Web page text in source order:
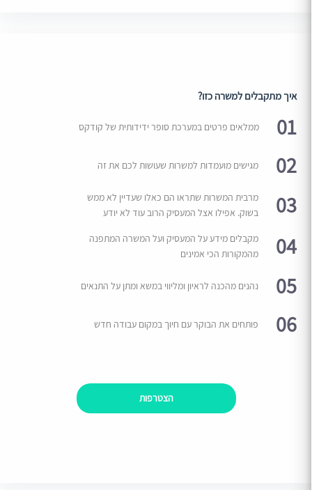
איך מתקבלים למשרה כזו?
01 ממלאים פרטים במערכת סופר ידידותית של קודקס
02 מגישים מועמדות למשרות שעושות לכם את זה
03
מרבית המשרות שתראו הם כאלו שעדיין לא ממש
בשוק. אפילו אצל המעסיק הרוב עוד לא יודע
04
מקבלים מידע על המעסיק ועל המשרה המתפנה
מהמקורות הכי אמינים
05 נהנים מהכנה לראיון ומליווי במשא ומתן על התנאים
06 פותחים את הבוקר עם חיוך במקום עבודה חדש
הצטרפות